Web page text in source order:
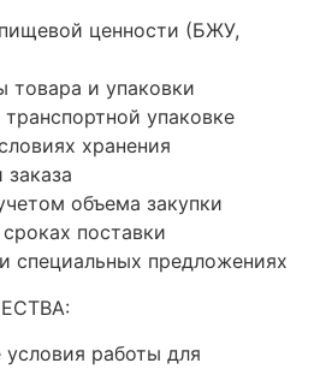
ценности (БЖУ,
товара и упаковки
упаковке
хранения
объема закупки
поставки
специальных предложениях
работы для